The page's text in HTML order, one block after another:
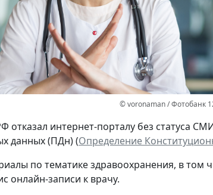
© voronaman / Фотобанк
отказал интернет-порталу без статуса
данных (ПДн) (Определение
по тематике здравоохранения, в том
онлайн-записи к врачу.